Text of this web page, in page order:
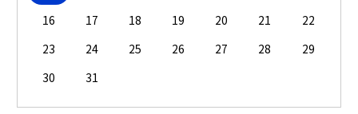
16
17 18 19 20 21
22
23
24 25 26 27 28
29
30
31